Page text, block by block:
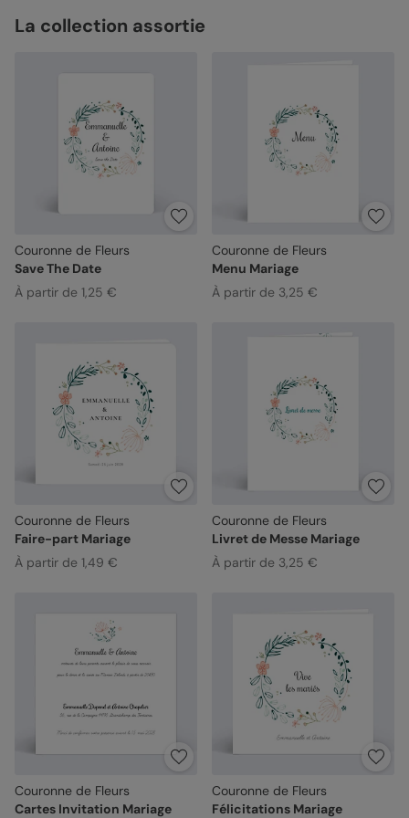
La collection assortie
Couronne de Fleurs
Save The Date
À partir de 1,25 €
Couronne de Fleurs
Menu Mariage
À partir de 3,25 €
Couronne de Fleurs
Faire-part Mariage
À partir de 1,49 €
Couronne de Fleurs
Livret de Messe Mariage
À partir de 3,25 €
Couronne de Fleurs
Cartes Invitation Mariage
Couronne de Fleurs
Félicitations Mariage